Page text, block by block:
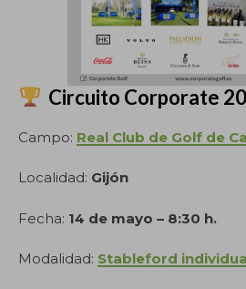
Circuito Corporate
Campo: Real Club de Golf de
Localidad: Gijón
Fecha: 14 de mayo – 8:30 h.
Modalidad: Stableford